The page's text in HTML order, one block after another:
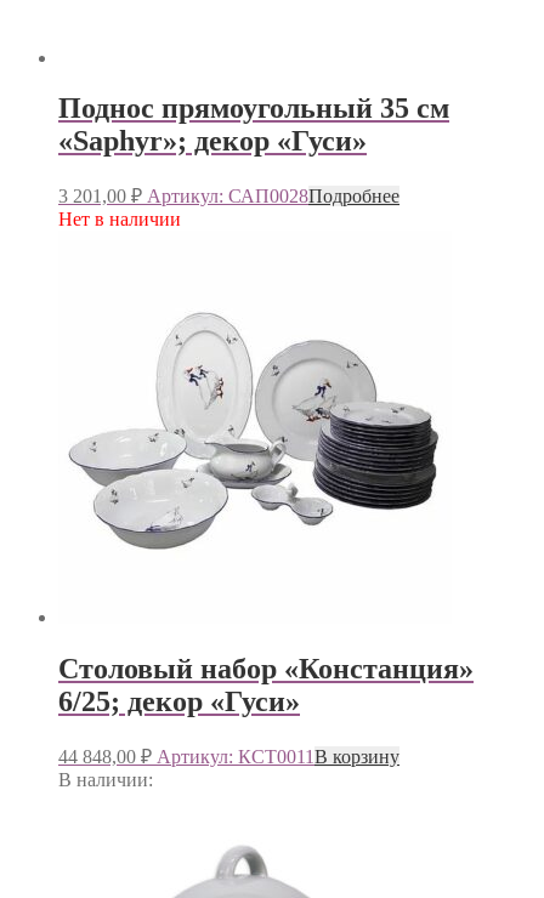
Поднос прямоугольный 35 см
«Saphyr»; декор «Гуси»
3 201,00 ₽ Артикул: САП0028Подробнее
Нет в наличии
Столовый набор «Констанция»
6/25; декор «Гуси»
44 848,00 ₽ Артикул: КСТ0011В корзину
В наличии: